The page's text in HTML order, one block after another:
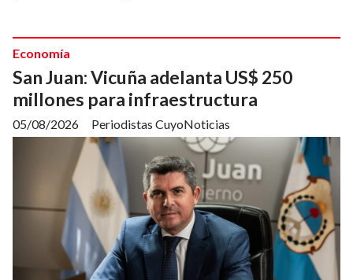
San Juan: Vicuña adelanta US$ 250
millones para infraestructura
Periodistas CuyoNoticias
Economía
05/08/2026